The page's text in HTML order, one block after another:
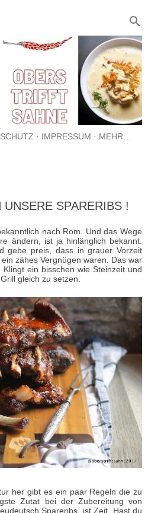
IMPRESSUM MEHR…
SPARERIBS !
nach Rom. Und das Wege
ändern, ist ja hinlänglich bekannt.
gebe preis, dass in grauer Vorzeit
zähes Vergnügen waren. Das war
Klingt ein bisschen wie Steinzeit und
gleich zu setzen.
her gibt es ein paar Regeln die zu
Zutat bei der Zubereitung von
Spareribs, ist Zeit. Hast du